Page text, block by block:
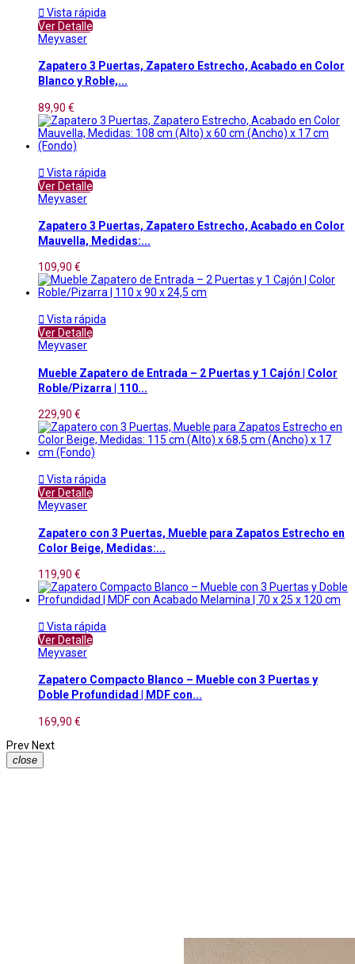
 Vista rápida
Ver Detalle
Meyvaser
Zapatero 3 Puertas, Zapatero Estrecho, Acabado en Color
Blanco y Roble,...
89,90 €
 Vista rápida
Ver Detalle
Meyvaser
Zapatero 3 Puertas, Zapatero Estrecho, Acabado en Color
Mauvella, Medidas:...
109,90 €
 Vista rápida
Ver Detalle
Meyvaser
Mueble Zapatero de Entrada – 2 Puertas y 1 Cajón | Color
Roble/Pizarra | 110...
229,90 €
 Vista rápida
Ver Detalle
Meyvaser
Zapatero con 3 Puertas, Mueble para Zapatos Estrecho en
Color Beige, Medidas:...
119,90 €
 Vista rápida
Ver Detalle
Meyvaser
Zapatero Compacto Blanco – Mueble con 3 Puertas y
Doble Profundidad | MDF con...
169,90 €
Prev Next
close